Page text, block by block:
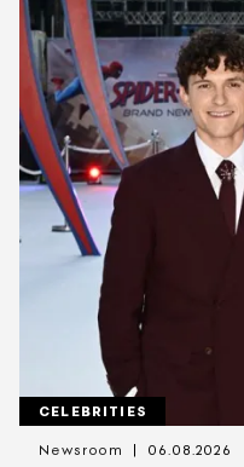
CELEBRITIES
Newsroom 06.08.2026